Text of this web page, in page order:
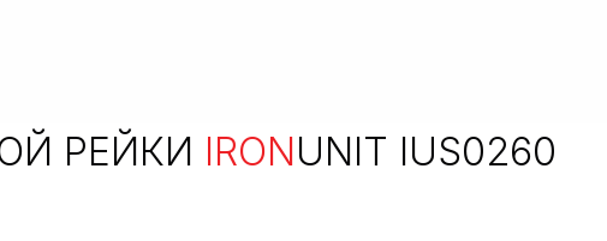
РЕЙКИ IRONUNIT IUS0260